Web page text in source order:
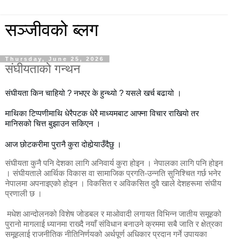
सञ्जीवको ब्लग
Thursday, June 25, 2026
संघीयताको गन्थन
संघीयता किन चाहियो ? नभएर के हुन्थ्यो ? यसले खर्च बढायो ।
माथिका टिप्पणीमाथि धेरैपटक धेरै माध्यमबाट आफ्ना विचार राखियो तर
मानिसको चित्त बुझाउन सकिएन ।
आज छोटकरीमा पुरानै कुरा दोहोर्‍याउँदैछु ।
संघीयता कुनै पनि देशका लागि अनिवार्य कुरा होइन । नेपालका लागि पनि होइन
। संघीयताले आर्थिक विकास वा सामाजिक प्रगति-उन्नति सुनिश्चित गर्छ भनेर
नेपालमा अपनाइएको होइन । विकसित र अविकसित दुवै खाले देशहरूमा संघीय
प्रणाली छ ।
मधेश आन्दोलनको विशेष जोडबल र माओवादी लगायत विभिन्न जातीय समूहको
पुरानो मागलाई ध्यानमा राख्दै नयाँ संविधान बनाउने क्रममा सबै जाति र क्षेत्रका
समूहलाई राजनीतिक नीतिनिर्णयको अर्थपूर्ण अधिकार प्रदान गर्ने उपायका